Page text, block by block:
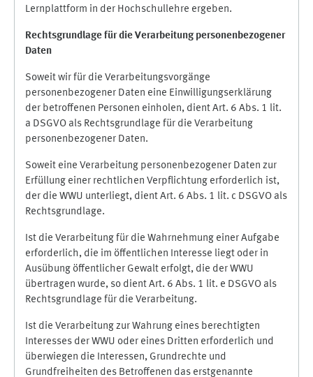
Lernplattform in der Hochschullehre ergeben.
Rechtsgrundlage für die Verarbeitung personenbezogener
Daten
Soweit wir für die Verarbeitungsvorgänge
personenbezogener Daten eine Einwilligungserklärung
der betroffenen Personen einholen, dient Art. 6 Abs. 1 lit.
a DSGVO als Rechtsgrundlage für die Verarbeitung
personenbezogener Daten.
Soweit eine Verarbeitung personenbezogener Daten zur
Erfüllung einer rechtlichen Verpflichtung erforderlich ist,
der die WWU unterliegt, dient Art. 6 Abs. 1 lit. c DSGVO als
Rechtsgrundlage.
Ist die Verarbeitung für die Wahrnehmung einer Aufgabe
erforderlich, die im öffentlichen Interesse liegt oder in
Ausübung öffentlicher Gewalt erfolgt, die der WWU
übertragen wurde, so dient Art. 6 Abs. 1 lit. e DSGVO als
Rechtsgrundlage für die Verarbeitung.
Ist die Verarbeitung zur Wahrung eines berechtigten
Interesses der WWU oder eines Dritten erforderlich und
überwiegen die Interessen, Grundrechte und
Grundfreiheiten des Betroffenen das erstgenannte